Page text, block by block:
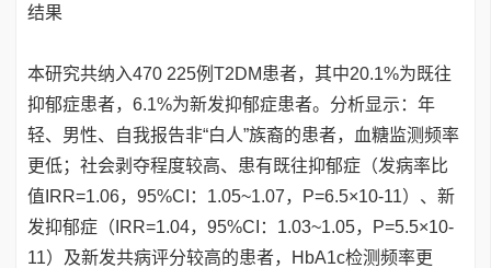
结果
本研究共纳入470 225例T2DM患者，其中20.1%为既往
抑郁症患者，6.1%为新发抑郁症患者。分析显示：年
轻、男性、自我报告非“白人”族裔的患者，血糖监测频率
更低；社会剥夺程度较高、患有既往抑郁症（发病率比
值IRR=1.06，95%CI：1.05~1.07，P=6.5×10-11）、新
发抑郁症（IRR=1.04，95%CI：1.03~1.05，P=5.5×10-
11）及新发共病评分较高的患者，HbA1c检测频率更